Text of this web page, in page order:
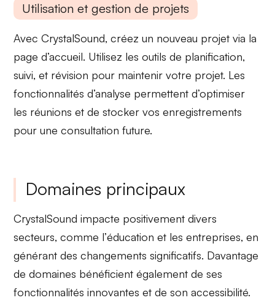
Utilisation et gestion de projets
Avec CrystalSound, créez un nouveau projet via la
page d’accueil. Utilisez les outils de planification,
suivi, et révision pour maintenir votre projet. Les
fonctionnalités d’analyse permettent d’optimiser
les réunions et de stocker vos enregistrements
pour une consultation future.
Domaines principaux
CrystalSound impacte positivement divers
secteurs, comme l’éducation et lesentreprises, en
générant des changements significatifs. Davantage
de domaines bénéficient également de ses
fonctionnalités innovantes et de son accessibilité.